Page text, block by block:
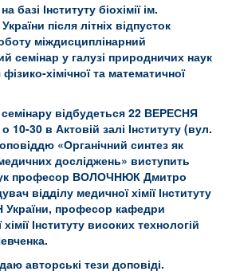
Інституту біохімії ім.
після літніх відпусток
міждисциплінарний
семінар у галузі природничих наук
хімічної та математичної
відбудеться 22 ВЕРЕСНЯ
30 в Актовій залі Інституту (вул.
«Органічний синтез як
досліджень» виступить
професор ВОЛОЧНЮК Дмитро
відділу медичної хімії Інституту
України, професор кафедри
Інституту високих технологій
.
авторські тези доповіді.